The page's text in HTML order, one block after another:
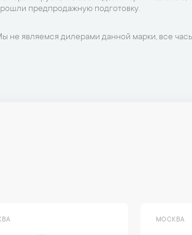
предпродажную подготовку.
не являемся дилерами данной марки, все
МОСКВА